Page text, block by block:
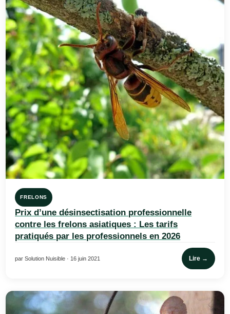
FRELONS
Prix d’une désinsectisation professionnelle
contre les frelons asiatiques : Les tarifs
pratiqués par les professionnels en 2026
par Solution Nuisible · 16 juin 2021 Lire →